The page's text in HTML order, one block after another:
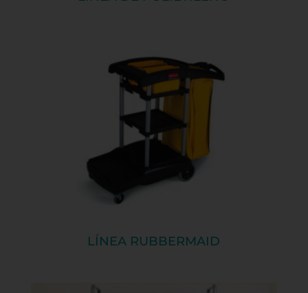
LÍNEA RUBBERMAID